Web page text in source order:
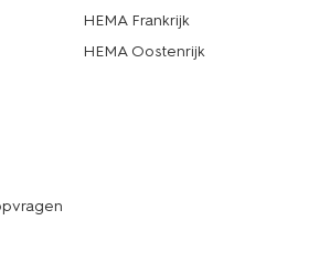
HEMA Frankrijk
HEMA Oostenrijk